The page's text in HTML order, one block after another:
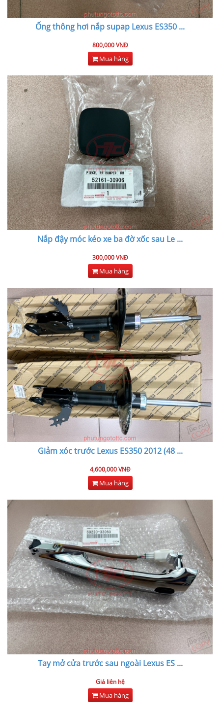
Ống thông hơi nắp supap Lexus ES350 ...
800,000 VNĐ
Mua hàng
Nắp đậy móc kéo xe ba đờ xốc sau Le ...
300,000 VNĐ
Mua hàng
Giảm xóc trước Lexus ES350 2012 (48...
4,600,000 VNĐ
Mua hàng
Tay mở cửa trước sau ngoài Lexus ES...
Giá liên hệ
Mua hàng